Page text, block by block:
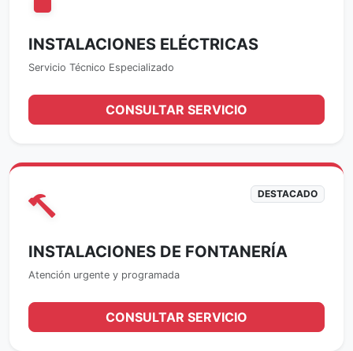
INSTALACIONES ELÉCTRICAS
Servicio Técnico Especializado
CONSULTAR SERVICIO
DESTACADO
INSTALACIONES DE FONTANERÍA
Atención urgente y programada
CONSULTAR SERVICIO